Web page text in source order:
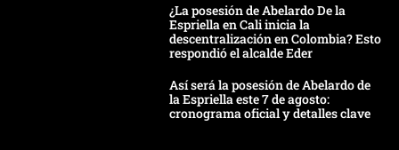
¿La posesión de Abelardo De la
Espriella en Cali inicia la
descentralización en Colombia? Esto
respondió el alcalde Eder
Así será la posesión de Abelardo de
la Espriella este 7 de agosto:
cronograma oficial y detalles clave